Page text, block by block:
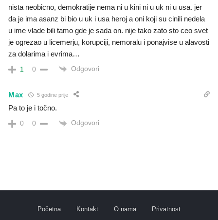
nista neobicno, demokratije nema ni u kini ni u uk ni u usa. jer
da je ima asanz bi bio u uk i usa heroj a oni koji su cinili nedela
u ime vlade bili tamo gde je sada on. nije tako zato sto ceo svet
je ogrezao u licemerju, korupciji, nemoralu i ponajvise u alavosti
za dolarima i evrima…
1 0 Odgovori
Max 5 godine prije
Pa to je i točno.
0 0 Odgovori
Početna Kontakt O nama Privatnost